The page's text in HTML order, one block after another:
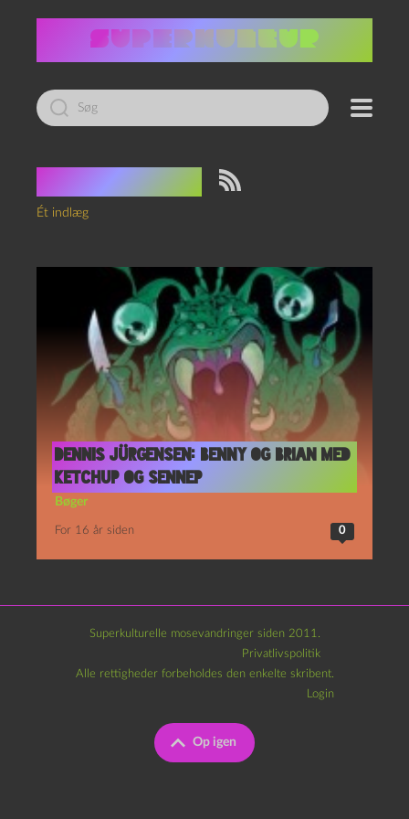
Led
efter:
80’erne
Ét indlæg
Dennis Jürgensen: Benny og Brian med
ketchup og sennep
Bøger
For 16 år siden 0
Superkulturelle mosevandringer siden 2011.
Privatlivspolitik
Op igen
Alle rettigheder forbeholdes den enkelte skribent.
Login